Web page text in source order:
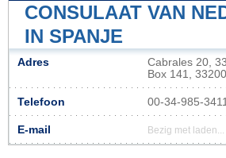
CONSULAAT VAN
IN SPANJE
Adres
Cabrales 20,
Box 141, 33200
Telefoon 00-34-985-
E-mail Bezig met laden...